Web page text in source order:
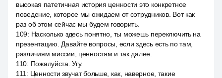
высокая патетичная история ценности это конкретное
поведение, которое мы ожидаем от сотрудников. Вот как
раз об этом сейчас мы будем говорить.
109: Насколько здесь понятно, ты можешь переключить на
презентацию. Давайте вопросы, если здесь есть по там,
различиям миссии, ценностям и так далее.
110: Пожалуйста. Угу.
111 : Ценности звучат больше, как, наверное, такие